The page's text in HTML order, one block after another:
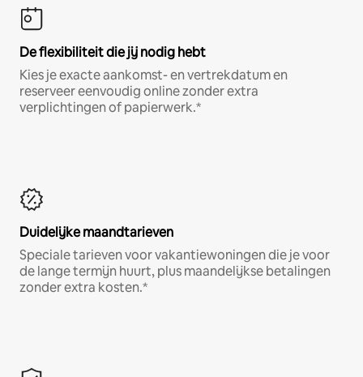
De flexibiliteit die jij nodig hebt
Kies je exacte aankomst- en vertrekdatum en
reserveer eenvoudig online zonder extra
verplichtingen of papierwerk.*
Duidelijke maandtarieven
Speciale tarieven voor vakantiewoningen die je voor
de lange termijn huurt, plus maandelijkse betalingen
zonder extra kosten.*